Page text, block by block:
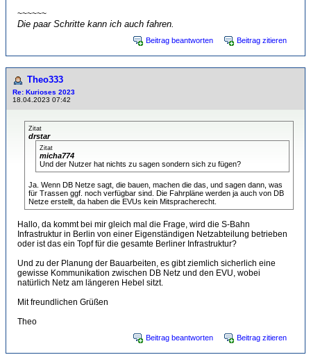
~~~~~~
Die paar Schritte kann ich auch fahren.
Beitrag beantworten Beitrag zitieren
Theo333
Re: Kurioses 2023
18.04.2023 07:42
Zitat
drstar
Zitat
micha774
Und der Nutzer hat nichts zu sagen sondern sich zu fügen?
Ja. Wenn DB Netze sagt, die bauen, machen die das, und sagen dann, was
für Trassen ggf. noch verfügbar sind. Die Fahrpläne werden ja auch von DB
Netze erstellt, da haben die EVUs kein Mitspracherecht.
Hallo, da kommt bei mir gleich mal die Frage, wird die S-Bahn
Infrastruktur in Berlin von einer Eigenständigen Netzabteilung betrieben
oder ist das ein Topf für die gesamte Berliner Infrastruktur?
Und zu der Planung der Bauarbeiten, es gibt ziemlich sicherlich eine
gewisse Kommunikation zwischen DB Netz und den EVU, wobei
natürlich Netz am längeren Hebel sitzt.
Mit freundlichen Grüßen
Theo
Beitrag beantworten Beitrag zitieren